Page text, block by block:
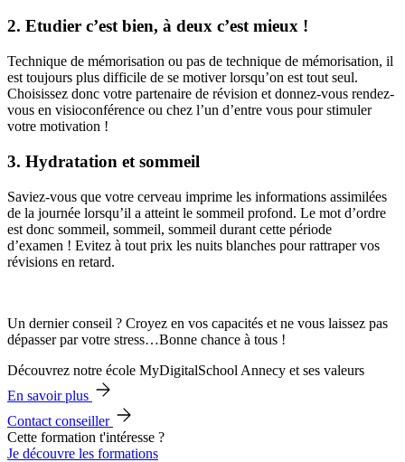
2. Etudier c’est bien, à deux c’est mieux !
Technique de mémorisation ou pas de technique de mémorisation, il
est toujours plus difficile de se motiver lorsqu’on est tout seul.
Choisissez donc votre partenaire de révision et donnez-vous rendez-
vous en visioconférence ou chez l’un d’entre vous pour stimuler
votre motivation !
3. Hydratation et sommeil
Saviez-vous que votre cerveau imprime les informations assimilées
de la journée lorsqu’il a atteint le sommeil profond. Le mot d’ordre
est donc sommeil, sommeil, sommeil durant cette période
d’examen ! Evitez à tout prix les nuits blanches pour rattraper vos
révisions en retard.
Un dernier conseil ? Croyez en vos capacités et ne vous laissez pas
dépasser par votre stress…Bonne chance à tous !
Découvrez notre école MyDigitalSchool Annecy et ses valeurs
En savoir plus
Contact conseiller
Cette formation t'intéresse ?
Je découvre les formations